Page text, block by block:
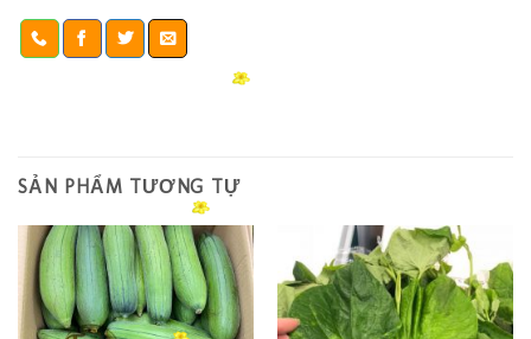
SẢN PHẨM TƯƠNG TỰ